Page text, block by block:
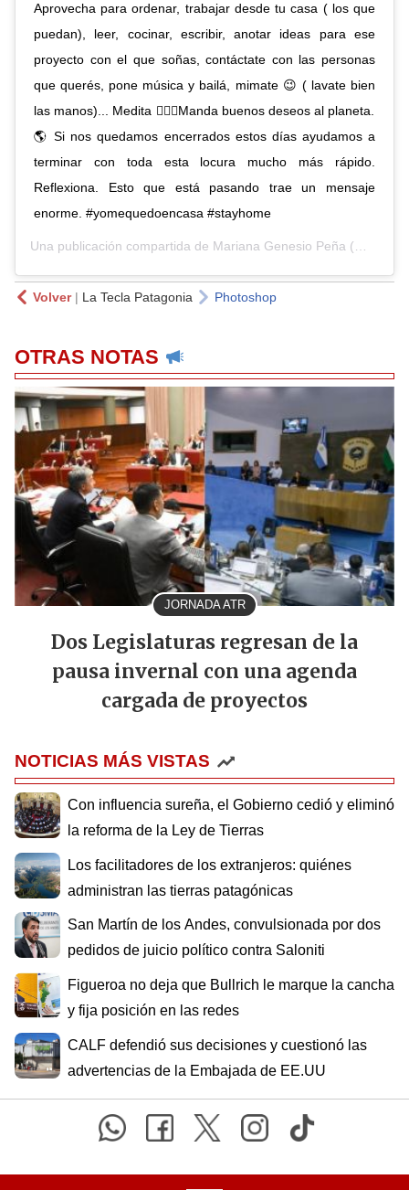
Aprovecha para ordenar, trabajar desde tu casa ( los que
puedan), leer, cocinar, escribir, anotar ideas para ese
proyecto con el que soñas, contáctate con las personas
que querés, pone música y bailá, mimate 😉 ( lavate bien
las manos)... Medita 💆🏼‍♀️Manda buenos deseos al planeta.
🌎 Si nos quedamos encerrados estos días ayudamos a
terminar con toda esta locura mucho más rápido.
Reflexiona. Esto que está pasando trae un mensaje
enorme. #yomequedoencasa #stayhome
Una publicación compartida de Mariana Genesio Peña (@mar1908) el
Volver| La Tecla Patagonia Photoshop
OTRAS NOTAS
JORNADA ATR
Dos Legislaturas regresan de la
pausa invernal con una agenda
cargada de proyectos
NOTICIAS MÁS VISTAS
Con influencia sureña, el Gobierno cedió y eliminó
la reforma de la Ley de Tierras
Los facilitadores de los extranjeros: quiénes
administran las tierras patagónicas
San Martín de los Andes, convulsionada por dos
pedidos de juicio político contra Saloniti
Figueroa no deja que Bullrich le marque la cancha
y fija posición en las redes
CALF defendió sus decisiones y cuestionó las
advertencias de la Embajada de EE.UU